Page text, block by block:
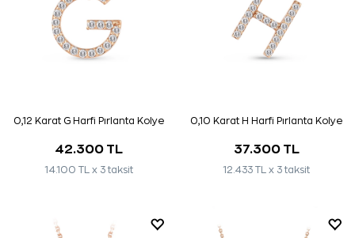
0,12 Karat G Harfi Pırlanta Kolye
42.300 TL
14.100 TL x 3 taksit
0,10 Karat H Harfi Pırlanta Kolye
37.300 TL
12.433 TL x 3 taksit